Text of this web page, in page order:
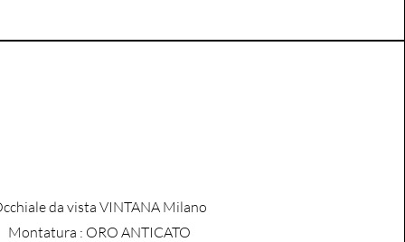
da vista VINTANA Milano
​Montatura : ORO ANTICATO